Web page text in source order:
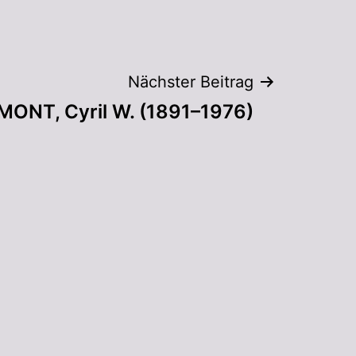
Nächster Beitrag
Cyril W. (1891–1976)